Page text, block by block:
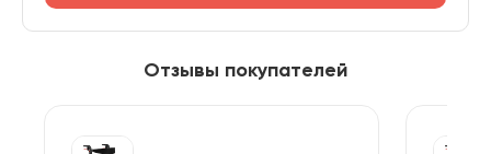
Отзывы покупателей